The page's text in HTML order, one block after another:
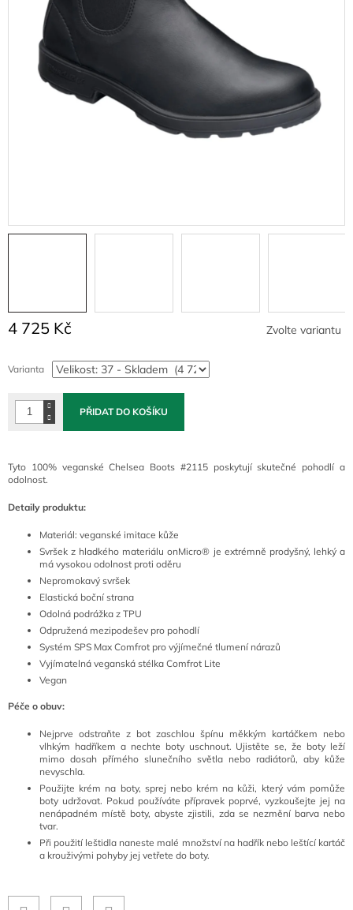
4 725 Kč
cena:
Zvolte variantu
Varianta
PŘIDAT DO KOŠÍKU
Tyto 100% veganské Chelsea Boots #2115 poskytují skutečné pohodlí a
odolnost.
Detaily produktu:
Materiál: veganské imitace kůže
Svršek z hladkého materiálu onMicro® je extrémně prodyšný, lehký a
má vysokou odolnost proti oděru
Nepromokavý svršek
Elastická boční strana
Odolná podrážka z TPU
Odpružená mezipodešev pro pohodlí
Systém SPS Max Comfrot pro výjímečné tlumení nárazů
Vyjímatelná veganská stélka Comfrot Lite
Vegan
Péče o obuv:
Nejprve odstraňte z bot zaschlou špínu měkkým kartáčkem nebo
vlhkým hadříkem a nechte boty uschnout. Ujistěte se, že boty leží
mimo dosah přímého slunečního světla nebo radiátorů, aby kůže
nevyschla.
Použijte krém na boty, sprej nebo krém na kůži, který vám pomůže
boty udržovat. Pokud používáte přípravek poprvé, vyzkoušejte jej na
nenápadném místě boty, abyste zjistili, zda se nezmění barva nebo
tvar.
Při použití leštidla naneste malé množství na hadřík nebo leštící kartáč
a krouživými pohyby jej vetřete do boty.